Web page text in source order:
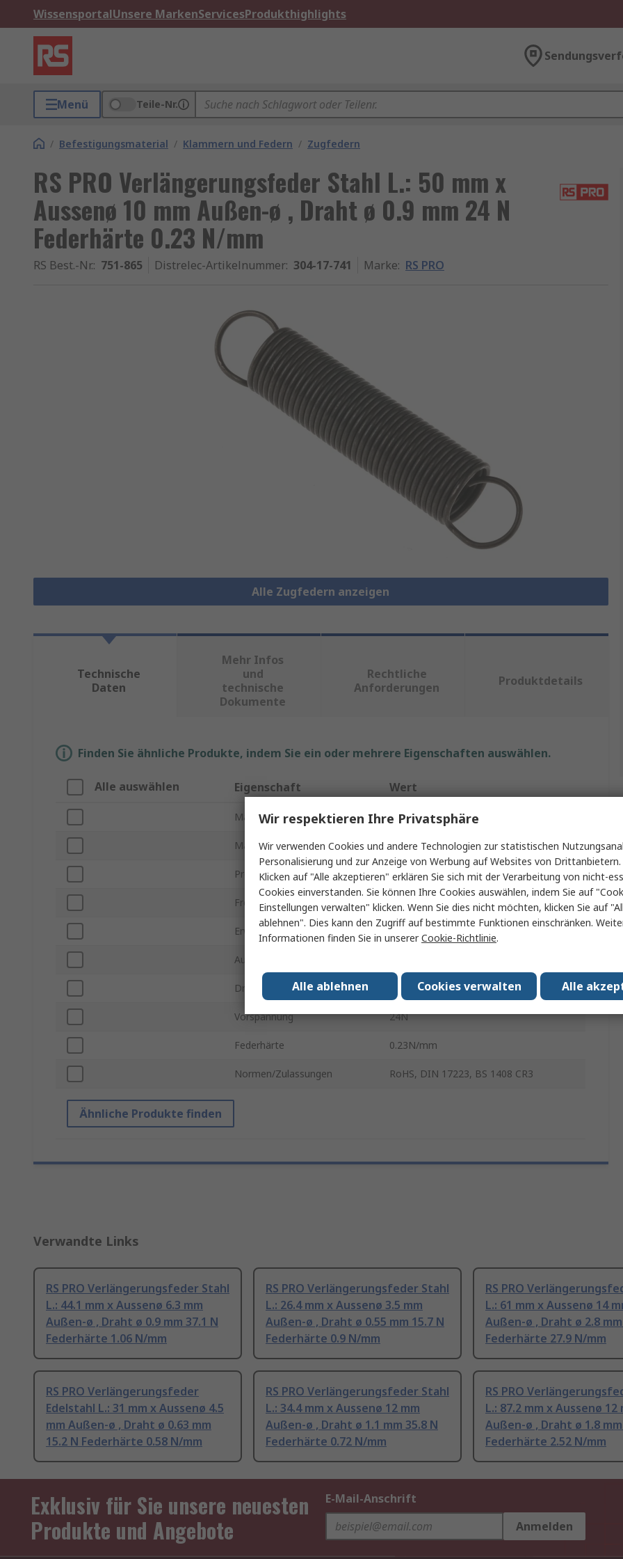
WissensportalUnsere MarkenServicesProdukthighlights
Menü Teile-Nr.
/ Befestigungsmaterial / Klammern und Federn / Zugfedern
RS PRO Verlängerungsfeder Stahl L.: 50 mm x
Aussenø 10 mm Außen-ø , Draht ø 0.9 mm 24 N
Federhärte 0.23 N/mm
RS Best.-Nr.: 751-865 Distrelec-Artikelnummer: 304-17-741 Marke: RS PRO
Alle Zugfedern anzeigen
Technische
Daten
Mehr Infos
und
technische
Dokumente
Rechtliche
Anforderungen
Produktdetails
Finden Sie ähnliche Produkte, indem Sie ein oder mehrere Eigenschaften auswählen.
Alle auswählen Eigenschaft Wert
Marke RS PRO
Material Stahl
Produkt Typ Verlängerungsfeder
Freie Länge 50mm
Erweiterte Länge max. 142.2mm
Außendurchmesser
Drahtdurchmesser 0.9mm
Vorspannung 24N
Federhärte 0.23N/mm
Normen/Zulassungen RoHS, DIN 17223, BS 1408 CR3
Ähnliche Produkte finden
Verwandte Links
RS PRO Verlängerungsfeder Stahl
L.: 44.1 mm x Aussenø 6.3 mm
Außen-ø , Draht ø 0.9 mm 37.1 N
Federhärte 1.06 N/mm
RS PRO Verlängerungsfeder Stahl
L.: 26.4 mm x Aussenø 3.5 mm
Außen-ø , Draht ø 0.55 mm 15.7 N
Federhärte 0.9 N/mm
RS PRO
L.: 61 mm x Aussenø 14
Außen-ø , Draht ø 2.8
Federhärte 27.9 N/mm
RS PRO Verlängerungsfeder
Edelstahl L.: 31 mm x Aussenø 4.5
mm Außen-ø , Draht ø 0.63 mm
15.2 N Federhärte 0.58 N/mm
RS PRO Verlängerungsfeder Stahl
L.: 34.4 mm x Aussenø 12 mm
Außen-ø , Draht ø 1.1 mm 35.8 N
Federhärte 0.72 N/mm
RS PRO
L.: 87.2 mm x Aussenø 12
Außen-ø , Draht ø 1.8 mm
Federhärte 2.52 N/mm
Exklusiv für Sie unsere neuesten
Produkte und Angebote
E-Mail-Anschrift
Anmelden
Wir respektieren Ihre Privatsphäre
Wir verwenden Cookies und andere Technologien zur statistischen
Personalisierung und zur Anzeige von Werbung auf Websites von
Klicken auf "Alle akzeptieren" erklären Sie sich mit der Verarbeitung von nicht-
Cookies einverstanden. Sie können Ihre Cookies auswählen, indem Sie auf
Einstellungen verwalten" klicken. Wenn Sie dies nicht möchten, klicken Sie auf
ablehnen". Dies kann den Zugriff auf bestimmte Funktionen einschränken.
Informationen finden Sie in unsererCookie-Richtlinie.
Alle
Cookies verwalten
Alle ablehnen